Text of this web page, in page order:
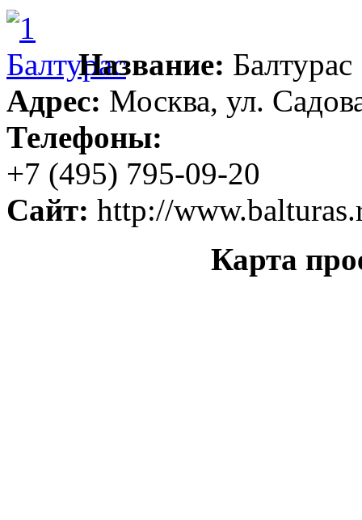
Название: Балтурас
Адрес: Москва, ул.
Телефоны:
+7 (495) 795-09-20
Сайт: http://
Карта